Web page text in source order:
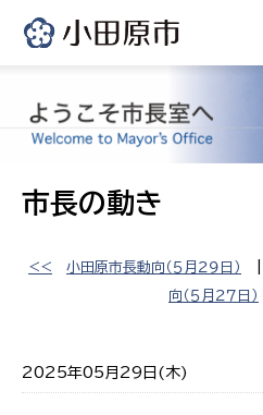
市長の動き
<< 小田原市長動向（５月２９日）
向（５月２７日）
2025年05月29日(木)